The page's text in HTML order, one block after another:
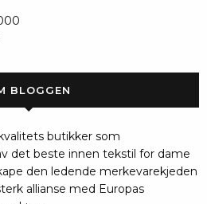
BLOGGEN
butikker som
det beste innen tekstil for dame
den ledende merkevarekjeden
allianse med Europas